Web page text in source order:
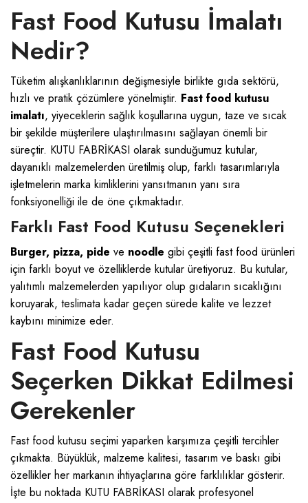
Fast Food Kutusu İmalatı
Nedir?
Tüketim alışkanlıklarının değişmesiyle birlikte gıda sektörü,
hızlı ve pratik çözümlere yönelmiştir. Fast food kutusu
imalatı, yiyeceklerin sağlık koşullarına uygun, taze ve sıcak
bir şekilde müşterilere ulaştırılmasını sağlayan önemli bir
süreçtir. KUTU FABRİKASI olarak sunduğumuz kutular,
dayanıklı malzemelerden üretilmiş olup, farklı tasarımlarıyla
işletmelerin marka kimliklerini yansıtmanın yanı sıra
fonksiyonelliği ile de öne çıkmaktadır.
Farklı Fast Food Kutusu Seçenekleri
Burger, pizza, pide ve noodle gibi çeşitli fast food ürünleri
için farklı boyut ve özelliklerde kutular üretiyoruz. Bu kutular,
yalıtımlı malzemelerden yapılıyor olup gıdaların sıcaklığını
koruyarak, teslimata kadar geçen sürede kalite ve lezzet
kaybını minimize eder.
Fast Food Kutusu
Seçerken Dikkat Edilmesi
Gerekenler
Fast food kutusu seçimi yaparken karşımıza çeşitli tercihler
çıkmakta. Büyüklük, malzeme kalitesi, tasarım ve baskı gibi
özellikler her markanın ihtiyaçlarına göre farklılıklar gösterir.
İşte bu noktada KUTU FABRİKASI olarak profesyonel